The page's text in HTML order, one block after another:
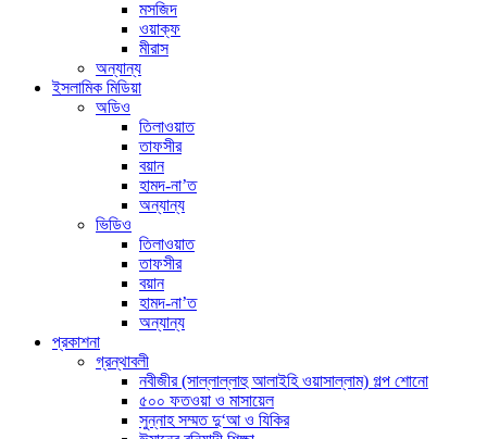
মসজিদ
ওয়াক্ফ
মীরাস
অন্যান্য
ইসলামিক মিডিয়া
অডিও
তিলাওয়াত
তাফসীর
বয়ান
হামদ-না’ত
অন্যান্য
ভিডিও
তিলাওয়াত
তাফসীর
বয়ান
হামদ-না’ত
অন্যান্য
প্রকাশনা
গ্রন্থাবলী
নবীজীর (সাল্লাল্লাহু আলাইহি ওয়াসাল্লাম) গল্প শোনো
৫০০ ফতওয়া ও মাসায়েল
সুন্নাহ সম্মত দু‘আ ও যিকির